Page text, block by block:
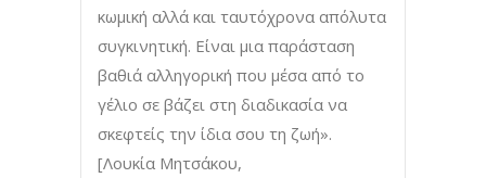
κωμική αλλά και ταυτόχρονα απόλυτα
συγκινητική. Είναι μια παράσταση
βαθιά αλληγορική που μέσα από το
γέλιο σε βάζει στη διαδικασία να
σκεφτείς την ίδια σου τη ζωή».
[Λουκία Μητσάκου,